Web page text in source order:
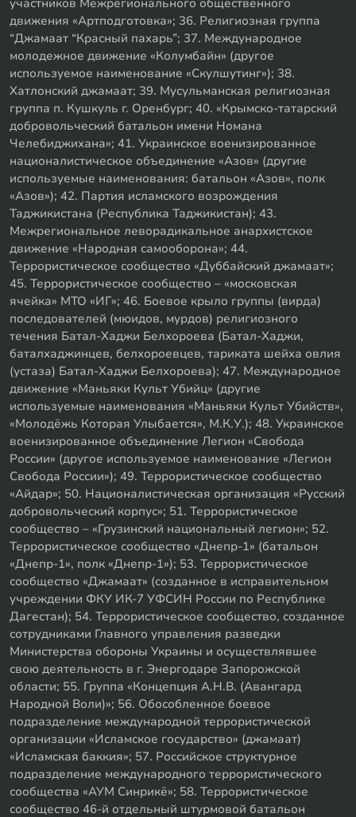
движения «Артподготовка»; 36. Религиозная группа
“Джамаат “Красный пахарь”; 37. Международное
молодежное движение «Колумбайн» (другое
используемое наименование «Скулшутинг»); 38.
Хатлонский джамаат; 39. Мусульманская религиозная
группа п. Кушкуль г. Оренбург; 40. «Крымско-татарский
добровольческий батальон имени Номана
Челебиджихана»; 41. Украинское военизированное
националистическое объединение «Азов» (другие
используемые наименования: батальон «Азов», полк
«Азов»); 42. Партия исламского возрождения
Таджикистана (Республика Таджикистан); 43.
Межрегиональное леворадикальное анархистское
движение «Народная самооборона»; 44.
Террористическое сообщество «Дуббайский джамаат»;
45. Террористическое сообщество – «московская
ячейка» МТО «ИГ»; 46. Боевое крыло группы (вирда)
последователей (мюидов, мурдов) религиозного
течения Батал-Хаджи Белхороева (Батал-Хаджи,
баталхаджинцев, белхороевцев, тариката шейха овлия
(устаза) Батал-Хаджи Белхороева); 47. Международное
движение «Маньяки Культ Убийц» (другие
используемые наименования «Маньяки Культ Убийств»,
«Молодёжь Которая Улыбается», М.К.У.); 48. Украинское
военизированное объединение Легион «Свобода
России» (другое используемое наименование «Легион
Свобода России»); 49. Террористическое сообщество
«Айдар»; 50. Националистическая организация «Русский
добровольческий корпус»; 51. Террористическое
сообщество – «Грузинский национальный легион»; 52.
Террористическое сообщество «Днепр-1» (батальон
«Днепр-1», полк «Днепр-1»); 53. Террористическое
сообщество «Джамаат» (созданное в исправительном
учреждении ФКУ ИК-7 УФСИН России по Республике
Дагестан); 54. Террористическое сообщество, созданное
сотрудниками Главного управления разведки
Министерства обороны Украины и осуществлявшее
свою деятельность в г. Энергодаре Запорожской
области; 55. Группа «Концепция А.Н.В. (Авангард
Народной Воли)»; 56. Обособленное боевое
подразделение международной террористической
организации «Исламское государство» (джамаат)
«Исламская баккия»; 57. Российское структурное
подразделение международного террористического
сообщества «АУМ Синрикё»; 58. Террористическое
сообщество 46-й отдельный штурмовой батальон